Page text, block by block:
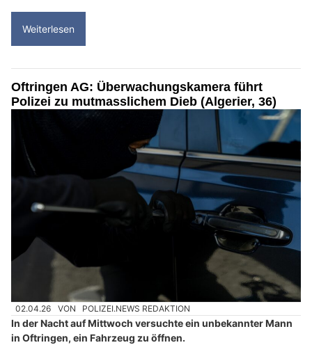
Weiterlesen
Oftringen AG: Überwachungskamera führt
Polizei zu mutmasslichem Dieb (Algerier, 36)
02.04.26 VON POLIZEI.NEWS REDAKTION
In der Nacht auf Mittwoch versuchte ein unbekannter Mann
in Oftringen, ein Fahrzeug zu öffnen.